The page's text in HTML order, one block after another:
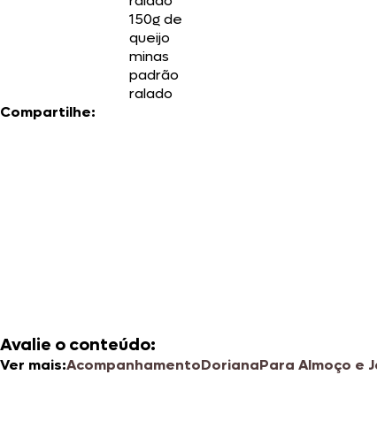
150g de
queijo
minas
padrão
ralado
Compartilhe:
Avalie o conteúdo:
Ver mais:AcompanhamentoDorianaPara Almoço e